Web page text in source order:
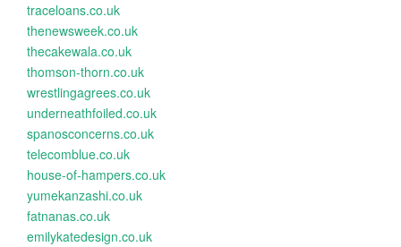
traceloans.co.uk
thenewsweek.co.uk
thecakewala.co.uk
thomson-thorn.co.uk
wrestlingagrees.co.uk
underneathfoiled.co.uk
spanosconcerns.co.uk
telecomblue.co.uk
house-of-hampers.co.uk
yumekanzashi.co.uk
fatnanas.co.uk
emilykatedesign.co.uk